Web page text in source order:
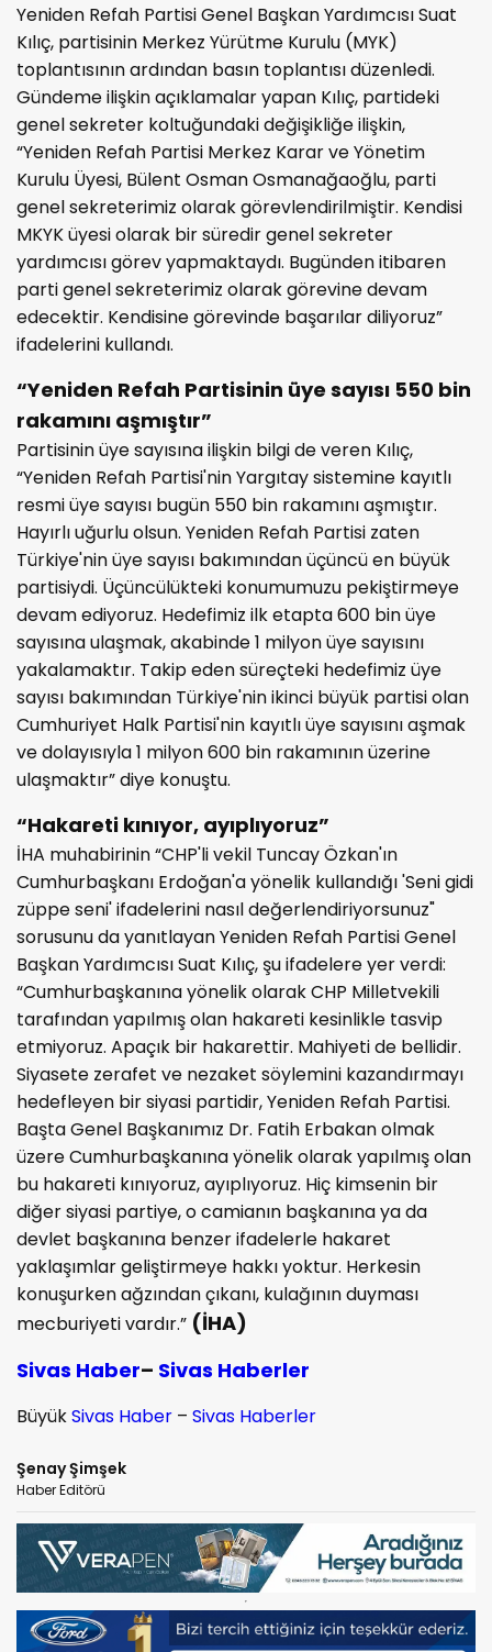
Yeniden Refah Partisi Genel Başkan Yardımcısı Suat
Kılıç, partisinin Merkez Yürütme Kurulu (MYK)
toplantısının ardından basın toplantısı düzenledi.
Gündeme ilişkin açıklamalar yapan Kılıç, partideki
genel sekreter koltuğundaki değişikliğe ilişkin,
“Yeniden Refah Partisi Merkez Karar ve Yönetim
Kurulu Üyesi, Bülent Osman Osmanağaoğlu, parti
genel sekreterimiz olarak görevlendirilmiştir. Kendisi
MKYK üyesi olarak bir süredir genel sekreter
yardımcısı görev yapmaktaydı. Bugünden itibaren
parti genel sekreterimiz olarak görevine devam
edecektir. Kendisine görevinde başarılar diliyoruz”
ifadelerini kullandı.
“Yeniden Refah Partisinin üye sayısı 550 bin
rakamını aşmıştır”
Partisinin üye sayısına ilişkin bilgi de veren Kılıç,
“Yeniden Refah Partisi'nin Yargıtay sistemine kayıtlı
resmi üye sayısı bugün 550 bin rakamını aşmıştır.
Hayırlı uğurlu olsun. Yeniden Refah Partisi zaten
Türkiye'nin üye sayısı bakımından üçüncü en büyük
partisiydi. Üçüncülükteki konumumuzu pekiştirmeye
devam ediyoruz. Hedefimiz ilk etapta 600 bin üye
sayısına ulaşmak, akabinde 1 milyon üye sayısını
yakalamaktır. Takip eden süreçteki hedefimiz üye
sayısı bakımından Türkiye'nin ikinci büyük partisi olan
Cumhuriyet Halk Partisi'nin kayıtlı üye sayısını aşmak
ve dolayısıyla 1 milyon 600 bin rakamının üzerine
ulaşmaktır” diye konuştu.
“Hakareti kınıyor, ayıplıyoruz”
İHA muhabirinin “CHP'li vekil Tuncay Özkan'ın
Cumhurbaşkanı Erdoğan'a yönelik kullandığı 'Seni gidi
züppe seni' ifadelerini nasıl değerlendiriyorsunuz"
sorusunu da yanıtlayan Yeniden Refah Partisi Genel
Başkan Yardımcısı Suat Kılıç, şu ifadelere yer verdi:
“Cumhurbaşkanına yönelik olarak CHP Milletvekili
tarafından yapılmış olan hakareti kesinlikle tasvip
etmiyoruz. Apaçık bir hakarettir. Mahiyeti de bellidir.
Siyasete zerafet ve nezaket söylemini kazandırmayı
hedefleyen bir siyasi partidir, Yeniden Refah Partisi.
Başta Genel Başkanımız Dr. Fatih Erbakan olmak
üzere Cumhurbaşkanına yönelik olarak yapılmış olan
bu hakareti kınıyoruz, ayıplıyoruz. Hiç kimsenin bir
diğer siyasi partiye, o camianın başkanına ya da
devlet başkanına benzer ifadelerle hakaret
yaklaşımlar geliştirmeye hakkı yoktur. Herkesin
konuşurken ağzından çıkanı, kulağının duyması
mecburiyeti vardır.” (İHA)
Sivas Haber– Sivas Haberler
BüyükSivas Haber – Sivas Haberler
Şenay Şimşek
Haber Editörü